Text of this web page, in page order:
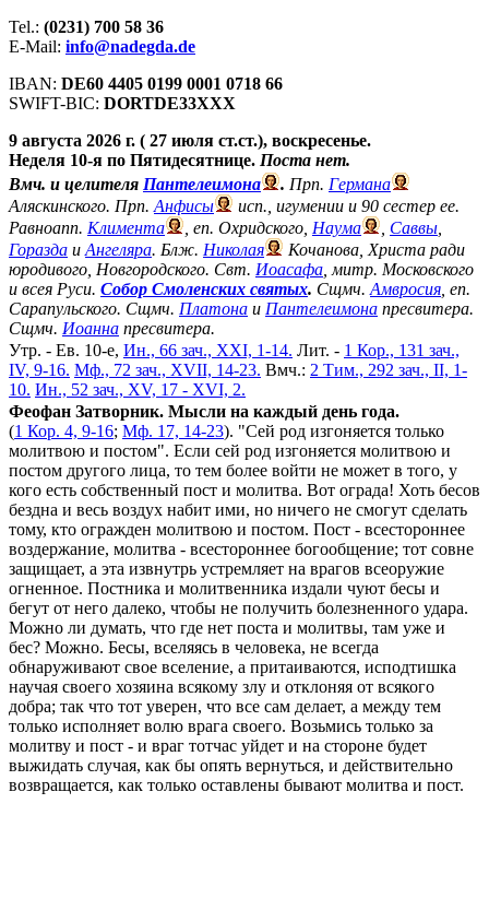
Tel.: (0231) 700 58 36
E-Mail: info@nadegda.de
IBAN: DE60 4405 0199 0001 0718 66
SWIFT-BIC: DORTDE33XXX
9 августа 2026 г. ( 27 июля ст.ст.), воскресенье.
Неделя 10-я по Пятидесятнице. Поста нет.
Вмч. и целителя Пантелеимона . Прп. Германа
Аляскинского. Прп. Анфисы
исп., игумении и 90 сестер ее.
Равноапп. Климента , еп. Охридского, Наума Саввы
Горазда и Ангеляра. Блж. Николая
Кочанова, Христа ради
юродивого, Новгородского. Свт. Иоасафа , митр. Московского
и всея Руси. Собор Смоленских святых. Сщмч. Амвросия , еп.
Сарапульского. Сщмч. Платона и Пантелеимона пресвитера.
Сщмч. Иоанна пресвитера.
Утр. - Ев. 10-е, Ин., 66 зач., XXI, 1-14. Лит. - 1 Кор., 131 зач.,
IV, 9-16. Мф., 72 зач., XVII, 14-23. Вмч.: 2 Тим., 292 зач., II, 1-
10. Ин., 52 зач., XV, 17 - XVI, 2.
Феофан Затворник. Мысли на каждый день года.
(1 Кор. 4, 9-16; Мф. 17, 14-23). "Сей род изгоняется только
молитвою и постом". Если сей род изгоняется молитвою и
постом другого лица, то тем более войти не может в того, у
кого есть собственный пост и молитва. Вот ограда! Хоть бесов
бездна и весь воздух набит ими, но ничего не смогут сделать
тому, кто огражден молитвою и постом. Пост - всестороннее
воздержание, молитва - всестороннее богообщение; тот совне
защищает, а эта извнутрь устремляет на врагов всеоружие
огненное. Постника и молитвенника издали чуют бесы и
бегут от него далеко, чтобы не получить болезненного удара.
Можно ли думать, что где нет поста и молитвы, там уже и
бес? Можно. Бесы, вселяясь в человека, не всегда
обнаруживают свое вселение, а притаиваются, исподтишка
научая своего хозяина всякому злу и отклоняя от всякого
добра; так что тот уверен, что все сам делает, а между тем
только исполняет волю врага своего. Возьмись только за
молитву и пост - и враг тотчас уйдет и на стороне будет
выжидать случая, как бы опять вернуться, и действительно
возвращается, как только оставлены бывают молитва и пост.